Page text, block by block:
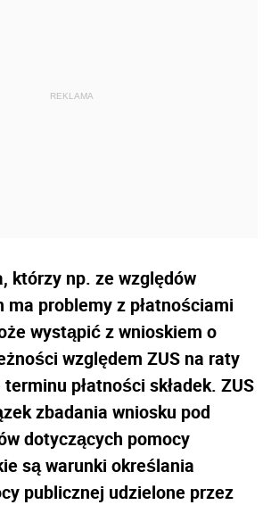
którzy np. ze względów
ma problemy z płatnościami
wystąpić z wnioskiem o
względem ZUS na raty
płatności składek. ZUS
zbadania wniosku pod
dotyczących pomocy
są warunki określania
publicznej udzielone przez